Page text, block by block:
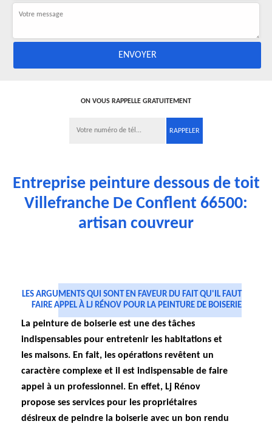
ON VOUS RAPPELLE GRATUITEMENT
Entreprise peinture dessous de toit
Villefranche De Conflent 66500:
artisan couvreur
LES ARGUMENTS QUI SONT EN FAVEUR DU FAIT QU'IL FAUT
FAIRE APPEL À LJ RÉNOV POUR LA PEINTURE DE BOISERIE
La peinture de boiserie est une des tâches
indispensables pour entretenir les habitations et
les maisons. En fait, les opérations revêtent un
caractère complexe et il est indispensable de faire
appel à un professionnel. En effet, Lj Rénov
propose ses services pour les propriétaires
désireux de peindre la boiserie avec un bon rendu